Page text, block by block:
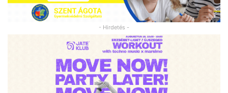
- Hirdetés -